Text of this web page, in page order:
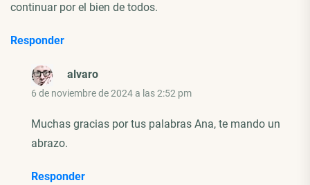
continuar por el bien de todos.
Responder
alvaro
6 de noviembre de 2024 a las 2:52 pm
Muchas gracias por tus palabras Ana, te mando un
abrazo.
Responder